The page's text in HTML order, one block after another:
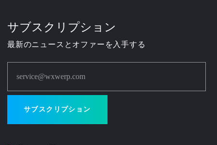
サブスクリプション
最新のニュースとオファーを入手する
service@wxwerp.com
サブスクリプション